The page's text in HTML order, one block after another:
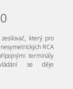
který pro
RCA
terminály
se děje